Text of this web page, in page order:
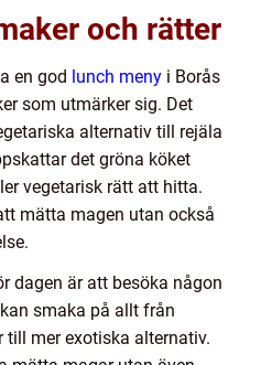
och rätter
en god lunch meny i Borås
som utmärker sig. Det
alternativ till rejäla
det gröna köket
vegetarisk rätt att hitta.
mätta magen utan också
dagen är att besöka någon
smaka på allt från
mer exotiska alternativ.